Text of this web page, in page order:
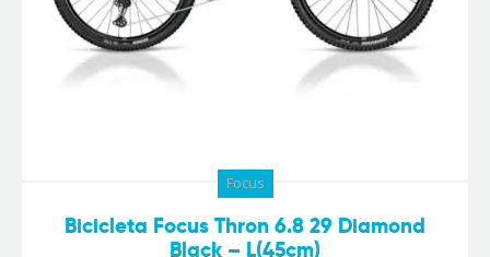
Focus
Bicicleta Focus Thron 6.8 29 Diamond
Black – L(45cm)